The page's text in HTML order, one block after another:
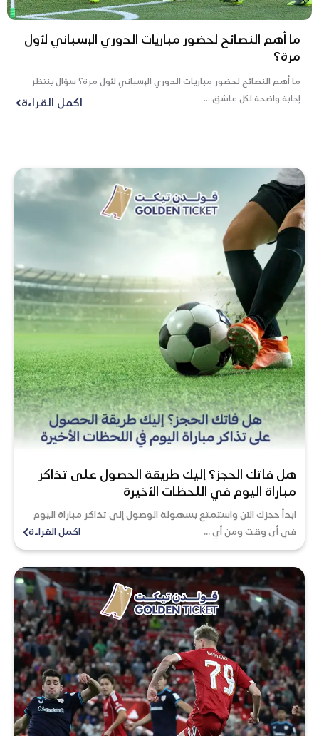
ما أهم النصائح لحضور مباريات الدوري الإسباني لأول
مرة؟
ما أهم النصائح لحضور مباريات الدوري الإسباني لأول مرة؟ سؤال ينتظر
إجابة واضحة لكل عاشق ...
اكمل القراءة
هل فاتك الحجز؟ إليك طريقة الحصول على تذاكر
مباراة اليوم في اللحظات الأخيرة
ابدأ حجزك الآن واستمتع بسهولة الوصول إلى تذاكر مباراة اليوم
في أي وقت ومن أي ...
اكمل القراءة